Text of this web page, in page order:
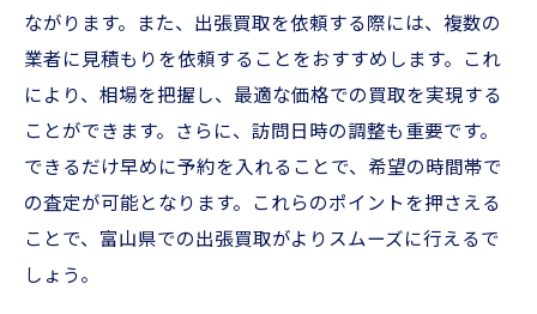
ながります。また、出張買取を依頼する際には、複数の
業者に見積もりを依頼することをおすすめします。これ
により、相場を把握し、最適な価格での買取を実現する
ことができます。さらに、訪問日時の調整も重要です。
できるだけ早めに予約を入れることで、希望の時間帯で
の査定が可能となります。これらのポイントを押さえる
ことで、富山県での出張買取がよりスムーズに行えるで
しょう。